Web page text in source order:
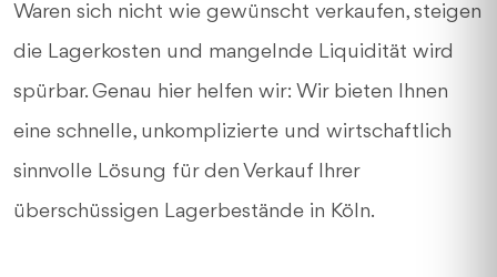
Waren sich nicht wie gewünscht verkaufen, steigen
die Lagerkosten und mangelnde Liquidität wird
spürbar. Genau hier helfen wir: Wir bieten Ihnen
eine schnelle, unkomplizierte und wirtschaftlich
sinnvolle Lösung für den Verkauf Ihrer
überschüssigen Lagerbestände in Köln.